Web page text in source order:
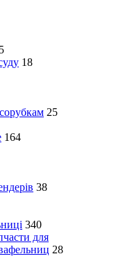
18
25
164
38
340
для
28